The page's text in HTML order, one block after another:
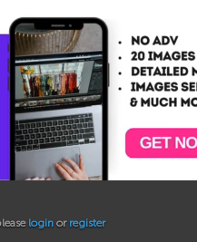
login or register